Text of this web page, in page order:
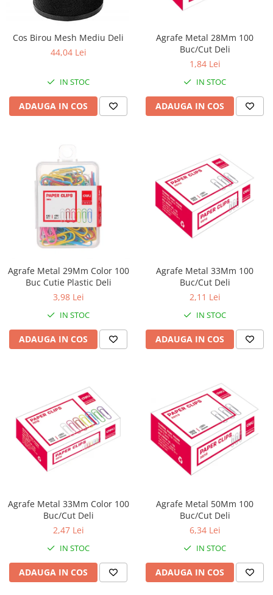
Perforatoare
Suporturi pentru accesorii
Suporturi pentru documente
Tusuri si tusiere
Europubele
Hartie igienica
Produse din hartie
Prosoape din hartie
Sapunuri si dezinfectanti
Uz universal
Cos Birou Mesh Mediu Deli
44,04 Lei
IN STOC
ADAUGA IN COS
Agrafe Metal 28Mm 100
Buc/Cut Deli
1,84 Lei
IN STOC
ADAUGA IN COS
Agrafe Metal 29Mm Color 100
Buc Cutie Plastic Deli
3,98 Lei
IN STOC
ADAUGA IN COS
Agrafe Metal 33Mm 100
Buc/Cut Deli
2,11 Lei
IN STOC
ADAUGA IN COS
Agrafe Metal 33Mm Color 100
Buc/Cut Deli
2,47 Lei
IN STOC
ADAUGA IN COS
Agrafe Metal 50Mm 100
Buc/Cut Deli
6,34 Lei
IN STOC
ADAUGA IN COS